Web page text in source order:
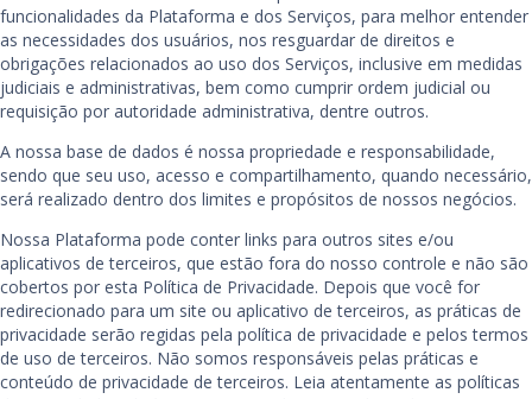
funcionalidades da Plataforma e dos Serviços, para melhor entender
as necessidades dos usuários, nos resguardar de direitos e
obrigações relacionados ao uso dos Serviços, inclusive em medidas
judiciais e administrativas, bem como cumprir ordem judicial ou
requisição por autoridade administrativa, dentre outros.
A nossa base de dados é nossa propriedade e responsabilidade,
sendo que seu uso, acesso e compartilhamento, quando necessário,
será realizado dentro dos limites e propósitos de nossos negócios.
Nossa Plataforma pode conter links para outros sites e/ou
aplicativos de terceiros, que estão fora do nosso controle e não são
cobertos por esta Política de Privacidade. Depois que você for
redirecionado para um site ou aplicativo de terceiros, as práticas de
privacidade serão regidas pela política de privacidade e pelos termos
de uso de terceiros. Não somos responsáveis pelas práticas e
conteúdo de privacidade de terceiros. Leia atentamente as políticas